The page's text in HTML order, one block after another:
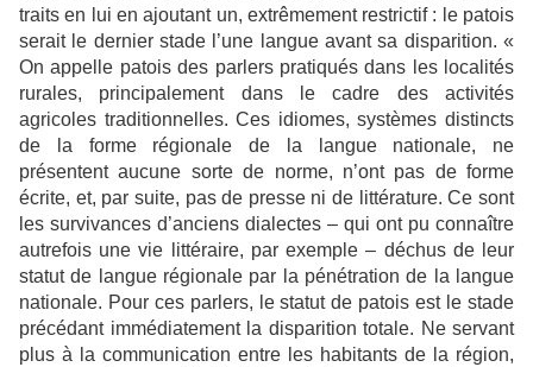
traits en lui en ajoutant un, extrêmement restrictif : le patois
serait le dernier stade l’une langue avant sa disparition. «
On appelle patois des parlers pratiqués dans les localités
rurales, principalement dans le cadre des activités
agricoles traditionnelles. Ces idiomes, systèmes distincts
de la forme régionale de la langue nationale, ne
présentent aucune sorte de norme, n’ont pas de forme
écrite, et, par suite, pas de presse ni de littérature. Ce sont
les survivances d’anciens dialectes – qui ont pu connaître
autrefois une vie littéraire, par exemple – déchus de leur
statut de langue régionale par la pénétration de la langue
nationale. Pour ces parlers, le statut de patois est le stade
précédant immédiatement la disparition totale. Ne servant
plus à la communication entre les habitants de la région,